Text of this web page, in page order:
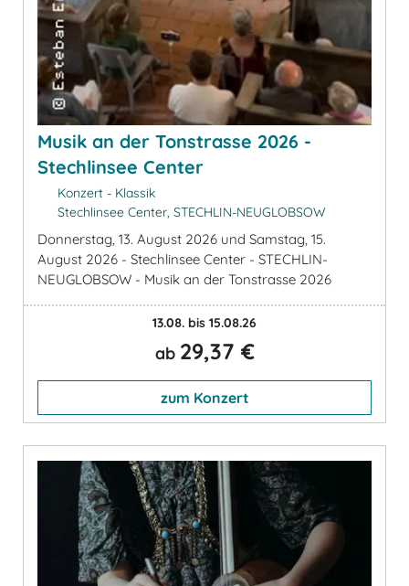
Musik an der Tonstrasse 2026 -
Stechlinsee Center
Konzert - Klassik
Stechlinsee Center, STECHLIN-NEUGLOBSOW
Donnerstag, 13. August 2026 und Samstag, 15.
August 2026 - Stechlinsee Center - STECHLIN-
NEUGLOBSOW - Musik an der Tonstrasse 2026
13.08. bis 15.08.26
ab 29,37 €
zum Konzert